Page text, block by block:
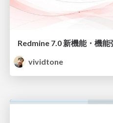
vividtone